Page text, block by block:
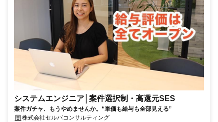
システムエンジニア│案件選択制・高還元SES
案件ガチャ、もうやめませんか。“単価も給与も全部見える”
株式会社セルバコンサルティング